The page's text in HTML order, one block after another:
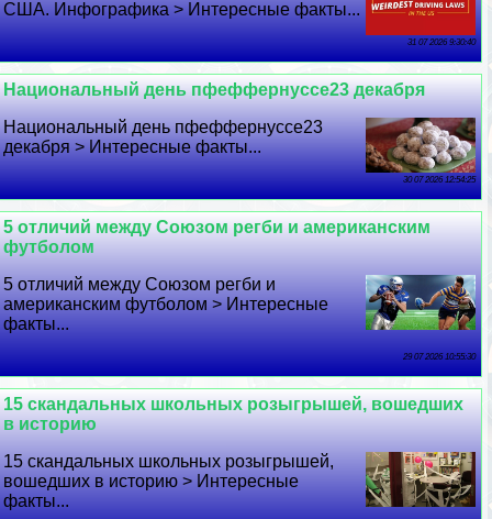
США. Инфографика > Интересные факты...
31 07 2026 9:30:40
Национальный день пфеффернуссе23 декабря
Национальный день пфеффернуссе23
декабря > Интересные факты...
30 07 2026 12:54:25
5 отличий между Союзом регби и американским
футболом
5 отличий между Союзом регби и
американским футболом > Интересные
факты...
29 07 2026 10:55:30
15 скандальных школьных розыгрышей, вошедших
в историю
15 скандальных школьных розыгрышей,
вошедших в историю > Интересные
факты...